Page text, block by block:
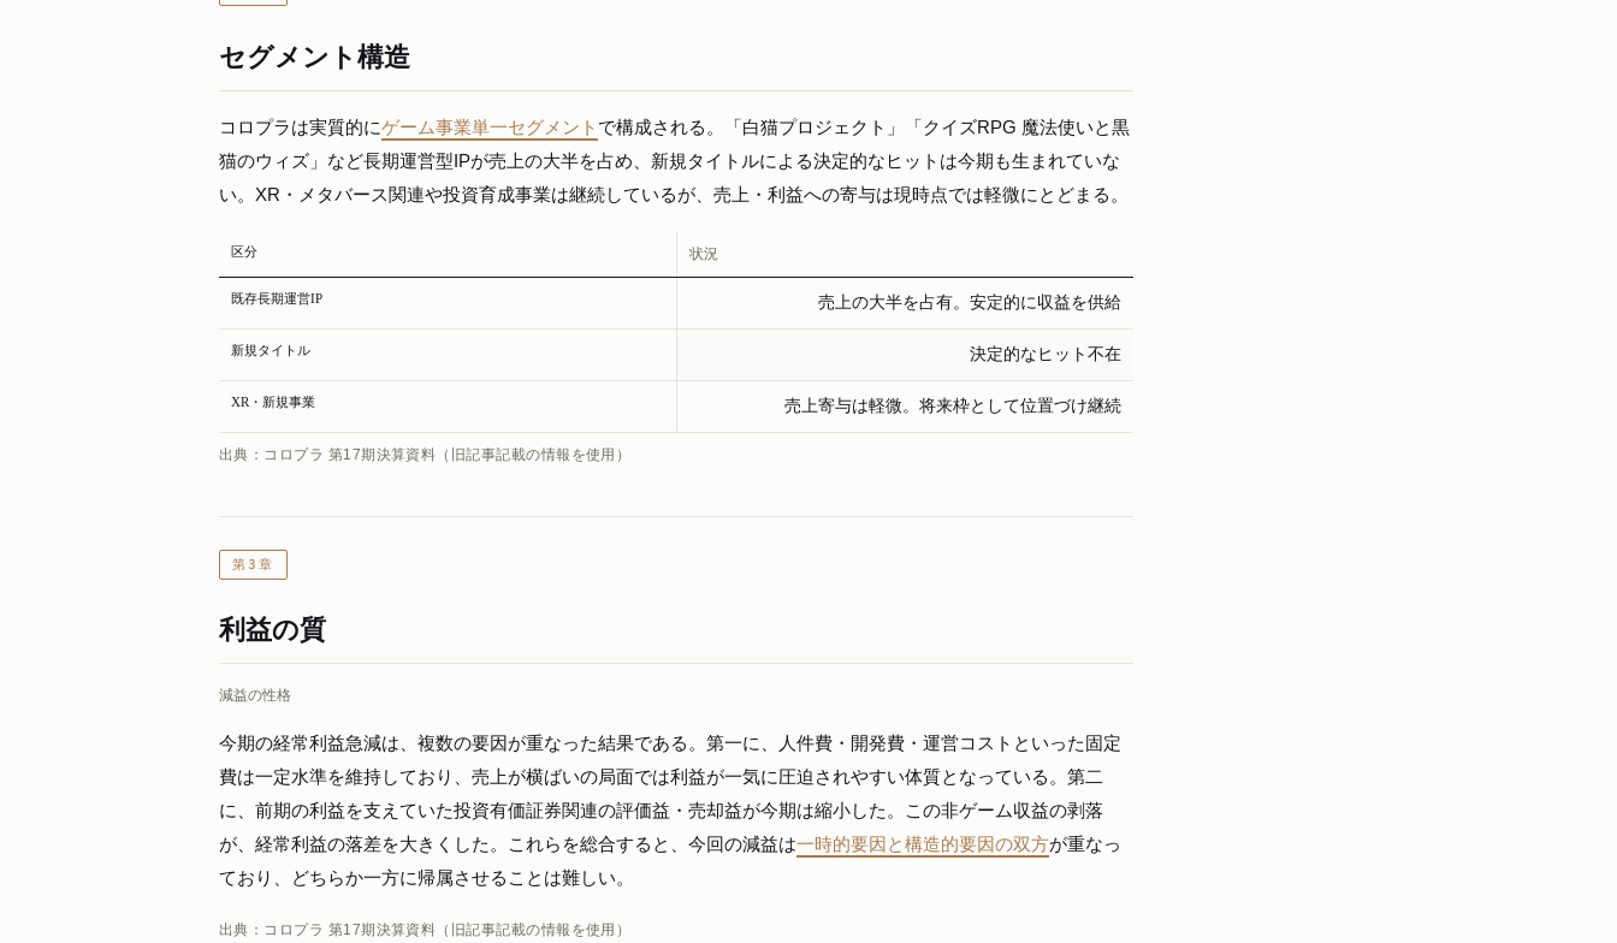
セグメント構造
コロプラは実質的にゲーム事業単一セグメント で構成される。「白猫プロジェクト」「クイズRPG 魔法使いと黒
猫のウィズ」など長期運営型IPが売上の大半を占め、新規タイトルによる決定的なヒットは今期も生まれていな
い。XR・メタバース関連や投資育成事業は継続しているが、売上・利益への寄与は現時点では軽微にとどまる。
区分 状況
既存長期運営IP 売上の大半を占有。安定的に収益を供給
新規タイトル 決定的なヒット不在
XR・新規事業 売上寄与は軽微。将来枠として位置づけ継続
出典：コロプラ 第17期決算資料（旧記事記載の情報を使用）
第3章
利益の質
減益の性格
今期の経常利益急減は、複数の要因が重なった結果である。第一に、人件費・開発費・運営コストといった固定
費は一定水準を維持しており、売上が横ばいの局面では利益が一気に圧迫されやすい体質となっている。第二
に、前期の利益を支えていた投資有価証券関連の評価益・売却益が今期は縮小した。この非ゲーム収益の剥落
が、経常利益の落差を大きくした。これらを総合すると、今回の減益は一時的要因と構造的要因の双方が重なっ
ており、どちらか一方に帰属させることは難しい。
出典：コロプラ 第17期決算資料（旧記事記載の情報を使用）